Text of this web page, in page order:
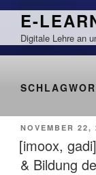
Zum
springen
E-
Digitale Lehre an
AM
NOVEMBER 22,
[imoox,
& Bildung